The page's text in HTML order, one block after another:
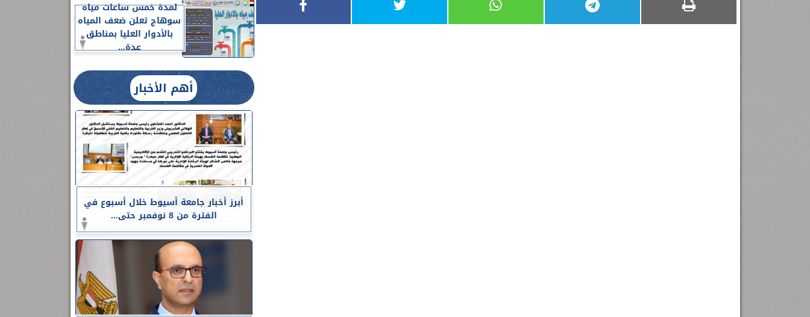
لمدة خمس ساعات مياه
سوهاج تعلن ضعف المياه
بالأدوار العليا بمناطق
عدة...
أهم الأخبار
أبرز أخبار جامعة أسيوط خلال أسبوع في
الفترة من 8 نوفمبر حتى...